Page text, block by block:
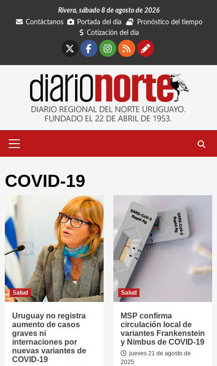
Rivera, sábado 8 de agosto de 2026
Contáctanos
Portada del día
Pronóstico del tiempo
Cotización del día
Facebook
Instagram
RSSContáctanos
primario
COVID-19
Salud
Uruguay no registra
aumento de casos
graves ni
internaciones por
nuevas variantes de
COVID-19
Salud
MSP confirma
circulación local de
variantes Frankenstein
y Nimbus de COVID-19
jueves 21 de agosto de
2025